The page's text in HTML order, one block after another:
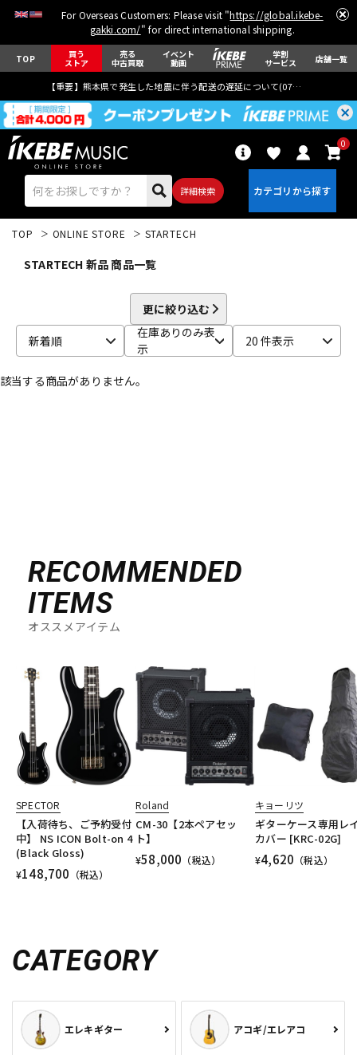
For Overseas Customers: Please visit "https://global.ikebe-
gakki.com/" for direct international shipping.
TOP 買う
ストア
売る
中古買取
イベント
動画
学割
サービス 店舗一覧
【重要】熊本県で発生した地震に伴う配送の遅延について(07月29日
詳細検索
0
エレキギター アコギ/エレアコ
ベース
アンプ
DJ機器
DTM オンライン納品 レコーディング機器
配信/ライブ機器 楽器アクセサリ
中古 ヴィンテージ
TOP ONLINE STORE STARTECH
STARTECH 新品 商品一覧
更に絞り込む
新着順
在庫ありのみ表
示
20 件表示
該当する商品がありません。
RECOMMENDED
ITEMS
オススメアイテム
SPECTOR
【入荷待ち、ご予約受付
中】 NS ICON Bolt-on 4
(Black Gloss)
¥148,700 （税込）
Roland
CM-30【2本ペアセッ
ト】
¥58,000 （税込）
キョーリツ
ギターケース専用レ
カバー [KRC-02G]
¥4,620 （税込）
CATEGORY
エレキギター アコギ/エレアコ